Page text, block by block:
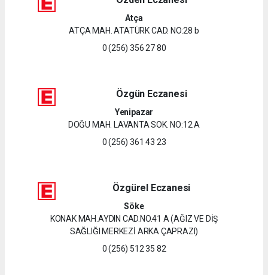
Atça
ATÇA MAH. ATATÜRK CAD. NO:28 b
0 (256) 356 27 80
Özgün Eczanesi
Yenipazar
DOĞU MAH. LAVANTA SOK. NO:12 A
0 (256) 361 43 23
Özgürel Eczanesi
Söke
KONAK MAH.AYDIN CAD.NO.41 A (AĞIZ VE DİŞ
SAĞLIĞI MERKEZİ ARKA ÇAPRAZI)
0 (256) 512 35 82